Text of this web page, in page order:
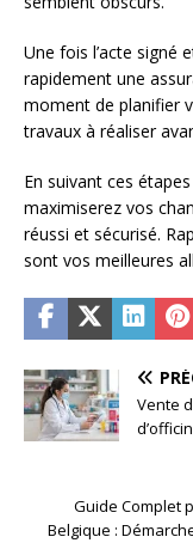
Une fois l’acte signé
rapidement une
moment de planifier
travaux à réaliser
En suivant ces
maximiserez vos
réussi et sécurisé.
sont vos meilleures
Vente
Guide Complet
Belgique :